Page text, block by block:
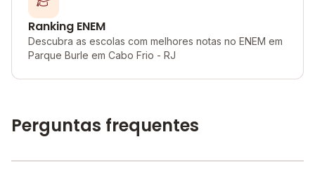
Ranking ENEM
Descubra as escolas com melhores notas no ENEM em
Parque Burle em Cabo Frio - RJ
Perguntas frequentes